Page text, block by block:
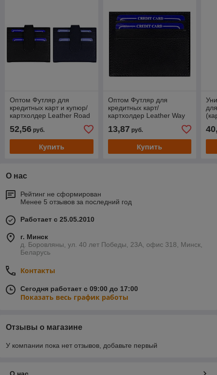
Оптом Футляр для
кредитных карт и купюр/
картхолдер Leather Road
52,56 руб.
Купить
Оптом Футляр для
кредитных карт/
картхолдер Leather Way
13,87 руб.
Купить
О нас
Рейтинг не сформирован
Менее 5 отзывов за последний год
Работает с 25.05.2010
г. Минск
д. Боровляны, ул. 40 лет Победы, 23А, офис 318, Минск,
Беларусь
Контакты
Сегодня работает с 09:00 до 17:00
Показать весь график работы
Отзывы о магазине
У компании пока нет отзывов, добавьте первый